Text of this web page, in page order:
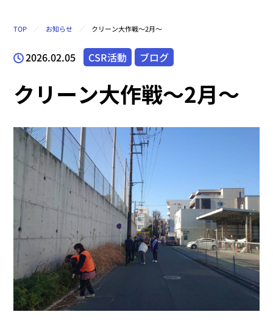
TOP お知らせ クリーン大作戦～2月～
2026.02.05 CSR活動 ブログ
クリーン大作戦～2月～